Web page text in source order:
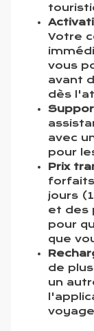
Votre
vous
avant
dès
avec
pour
Prix
jours
et des
pour
que
de
un